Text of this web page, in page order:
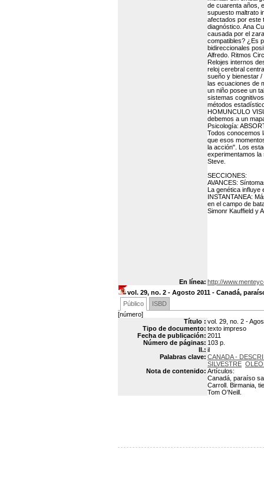
de cuarenta años,
supuesto maltrato
afectados por este
diagnóstico. Ana
causada por el
compatibles? ¿Es
bidireccionales
Alfredo. Ritmos
Relojes internos
reloj cerebral
sueño y bienestar /
las ecuaciones de
un niño posee un
sistemas
métodos
HOMUNCULO
debemos a un
Psicología:
Todos conocemos
que esos
la acción". Los
experimentamos la
Steve.
SECCIONES:
AVANCES:
La genética influye
INSTANTANEA:
en el campo de
Simonr Kauffield y
En línea: http://
vol. 29, no. 2 - Agosto 2011 - Canadá,
Público
ISBD
[número]
Título : vol. 29, no. 2 -
Tipo de documento: texto impreso
Fecha de publicación: 2011
Número de páginas: 103 p.
Il.: il
Palabras clave: CANADA -
SILVESTRE
Nota de contenido: Artículos:
Canadá, paraíso
Carroll. Birmania,
Tom O'Neill.